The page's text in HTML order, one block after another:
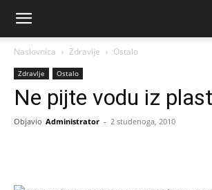
Naslovnica Zdravlje Ostalo
Zdravlje Ostalo
Ne pijte vodu iz
Objavio Administrator - 2 studenoga, 2010